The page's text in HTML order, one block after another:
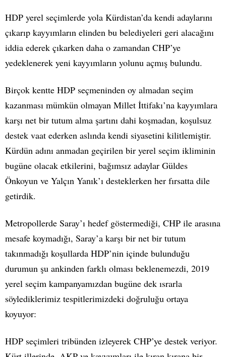
HDP yerel seçimlerde yola Kürdistan’da kendi adaylarını
çıkarıp kayyımların elinden bu belediyeleri geri alacağını
iddia ederek çıkarken daha o zamandan CHP’ye
yedeklenerek yeni kayyımların yolunu açmış bulundu.
Birçok kentte HDP seçmeninden oy almadan seçim
kazanması mümkün olmayan Millet İttifakı’na kayyımlara
karşı net bir tutum alma şartını dahi koşmadan, koşulsuz
destek vaat ederken aslında kendi siyasetini kilitlemiştir.
Kürdün adını anmadan geçirilen bir yerel seçim ikliminin
bugüne olacak etkilerini, bağımsız adaylar Güldes
Önkoyun ve Yalçın Yanık’ı desteklerken her fırsatta dile
getirdik.
Metropollerde Saray’ı hedef göstermediği, CHP ile arasına
mesafe koymadığı, Saray’a karşı bir net bir tutum
takınmadığı koşullarda HDP’nin içinde bulunduğu
durumun şu ankinden farklı olması beklenemezdi, 2019
yerel seçim kampanyamızdan bugüne dek ısrarla
söylediklerimiz tespitlerimizdeki doğruluğu ortaya
koyuyor:
HDP seçimleri tribünden izleyerek CHP’ye destek veriyor.